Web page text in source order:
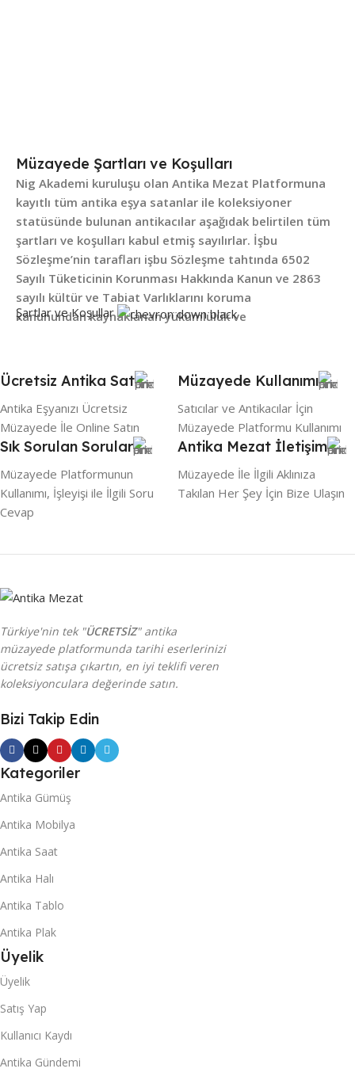
Müzayede Şartları ve Koşulları
Nig Akademi kuruluşu olan Antika Mezat Platformuna
kayıtlı tüm antika eşya satanlar ile koleksiyoner
statüsünde bulunan antikacılar aşağıdak belirtilen tüm
şartları ve koşulları kabul etmiş sayılırlar. İşbu
Sözleşme’nin tarafları işbu Sözleşme tahtında 6502
Sayılı Tüketicinin Korunması Hakkında Kanun ve 2863
sayılı kültür ve Tabiat Varlıklarını koruma
kanunundankaynaklanan yükümlülük ve
İşbu Sözleşmenin akdedilmesi tarafların akdetmiş
oldukları web sitesi üyelik sözleşmelerinin ve benzeri
sözleşmelerin hükümlerinin ifasını engellemeyecek
olduğunu kabul ve beyan ederler.
Müzayede Şartları ve Koşulları
edilir, kanun kapsamına giren ve gerek görülenler satıcı
Satın alınan antika esere aitAntika Mezat tarafından
herhangi bir ücret talep edilmez. Eserin satış bedeli,
satıcının sattım demesinden sonraki çekiç fiyatı üzerinden
veya internet müzayedesinde verilen son pey miktarı
üzerinden satıcıya ödemek zorundadır. Alıcı, satış bedelinin
tamamını ödeyerek eseri en geç 15 (Onbeş) iş günü
içerisinde teslim almalıdır. Bu süre zarfında eserin satış
bedeli tam olarak ödenmediği taktirde,
akdini herhangi bir ihtara lüzum kalmaksızın fesh edebilir.
Bir kez pey ileri süren alıcı, kendisini meşru şekilde aşan bir
diğer pey kabul edilene kadar peyinden sorumlu olarak kalır.
internet üzerinden teklif vermek suretiyle yapılır. Alıcı
bayrak kaldırmak sureti ile yapmış olduğu teklif ile bağlıdır.
dermayen edemez. Bayrağın her kaldırılışının ne kadar
değer artışını ifade ettiğini belirleme ve bu değeri
değiştirme yetkisi satıcı tarafından belirlenir ve
Restorasyon, tamir veya bazı bölümlerin yenilenmesi
açıklama alanına Satıcı tarafından yapılmak zorundadır. Tamir
veya bazı bölümlerin yenilenmesinden dolayı Müzayede
Şartlar ve Koşullar
Ücretsiz Antika Sat
Antika Eşyanızı Ücretsiz
Müzayede İle Online Satın
Müzayede Kullanımı
Satıcılar ve Antikacılar İçin
Müzayede Platformu Kullanımı
Sık Sorulan Sorular
Müzayede Platformunun
Kullanımı, İşleyişi ile İlgili Soru
Cevap
Antika Mezat İletişim
Müzayede İle İlgili Aklınıza
Takılan Her Şey İçin Bize Ulaşın
Türkiye'nin tek "ÜCRETSİZ" antika
müzayede platformunda tarihi eserlerinizi
ücretsiz satışa çıkartın, en iyi teklifi veren
koleksiyonculara değerinde satın.
Bizi Takip Edin
Kategoriler
Antika Gümüş
Antika Mobilya
Antika Saat
Antika Halı
Antika Tablo
Antika Plak
Üyelik
Üyelik
Satış Yap
Kullanıcı Kaydı
Antika Gündemi